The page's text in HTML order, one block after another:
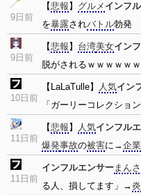
9日前
【悲報 】 グルメ インフ
を暴露されバトル勃発
9日前
【悲報 】 台湾美女イン
脱がされるｗｗｗｗｗ
10日前
【LaLaTulle】 人気イン
「ガーリーコレクショ
11日前
【悲報 】 人気インフル
爆発事故の被害に→企業
11日前
インフルエンサーまん
る人、損してます」→